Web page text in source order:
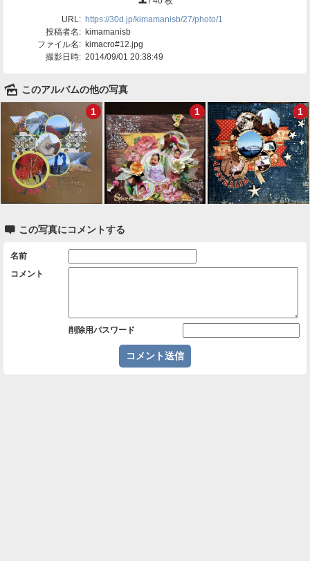
URL: https://30d.jp/kimamanisb/27/photo/1
投稿者名: kimamanisb
ファイル名: kimacro#12.jpg
撮影日時: 2014/09/01 20:38:49
🌄 このアルバムの他の写真
1
1 1
 この写真にコメントする
名前
コメント
削除用パスワード